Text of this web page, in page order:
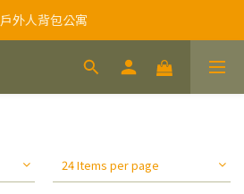
戶外人背包公寓
24 Items per page